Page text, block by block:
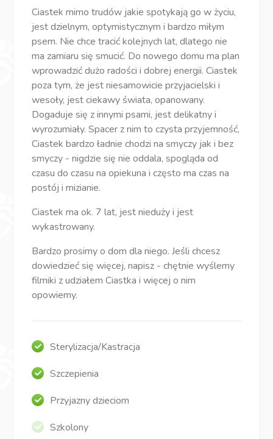
Ciastek mimo trudów jakie spotykają go w życiu,
jest dzielnym, optymistycznym i bardzo miłym
psem. Nie chce tracić kolejnych lat, dlatego nie
ma zamiaru się smucić. Do nowego domu ma plan
wprowadzić dużo radości i dobrej energii. Ciastek
poza tym, że jest niesamowicie przyjacielski i
wesoły, jest ciekawy świata, opanowany.
Dogaduje się z innymi psami, jest delikatny i
wyrozumiały. Spacer z nim to czysta przyjemność,
Ciastek bardzo ładnie chodzi na smyczy jak i bez
smyczy - nigdzie się nie oddala, spogląda od
czasu do czasu na opiekuna i często ma czas na
postój i mizianie.
Ciastek ma ok. 7 lat, jest nieduży i jest
wykastrowany.
Bardzo prosimy o dom dla niego. Jeśli chcesz
dowiedzieć się więcej, napisz - chętnie wyślemy
filmiki z udziałem Ciastka i więcej o nim
opowiemy.
Sterylizacja/Kastracja
Szczepienia
Przyjazny dzieciom
Szkolony